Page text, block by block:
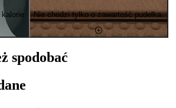
Nie chodzi tylko o zawartość pudełka.
spodobać